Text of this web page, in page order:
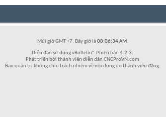
Múi giờ GMT +7. Bây giờ là08:06:34 AM.
Diễn đàn sử dụng vBulletin® Phiên bản 4.2.3.
Phát triển bởi thành viên diễn đàn CNCProVN.com
Ban quản trị không chịu trách nhiệm về nội dung do thành viên đăng.